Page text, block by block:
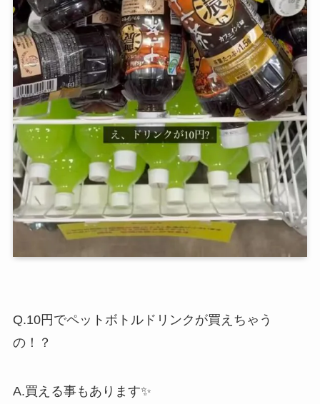
Q.10円でペットボトルドリンクが買えちゃう
の！？
A.買える事もあります✨